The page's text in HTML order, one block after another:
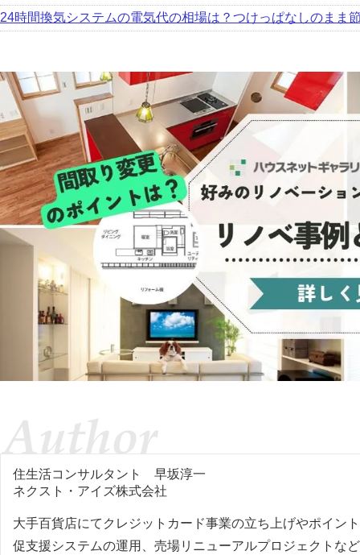
24時間換気システムの電気代の相場は？つけっぱなしのまま
住生活コンサルタント 早坂淳一
ネクスト・アイズ株式会社
大手百貨店にてクレジットカード事業の立ち上げやポイン
促支援システムの運用、売場リニューアルプロジェクトな